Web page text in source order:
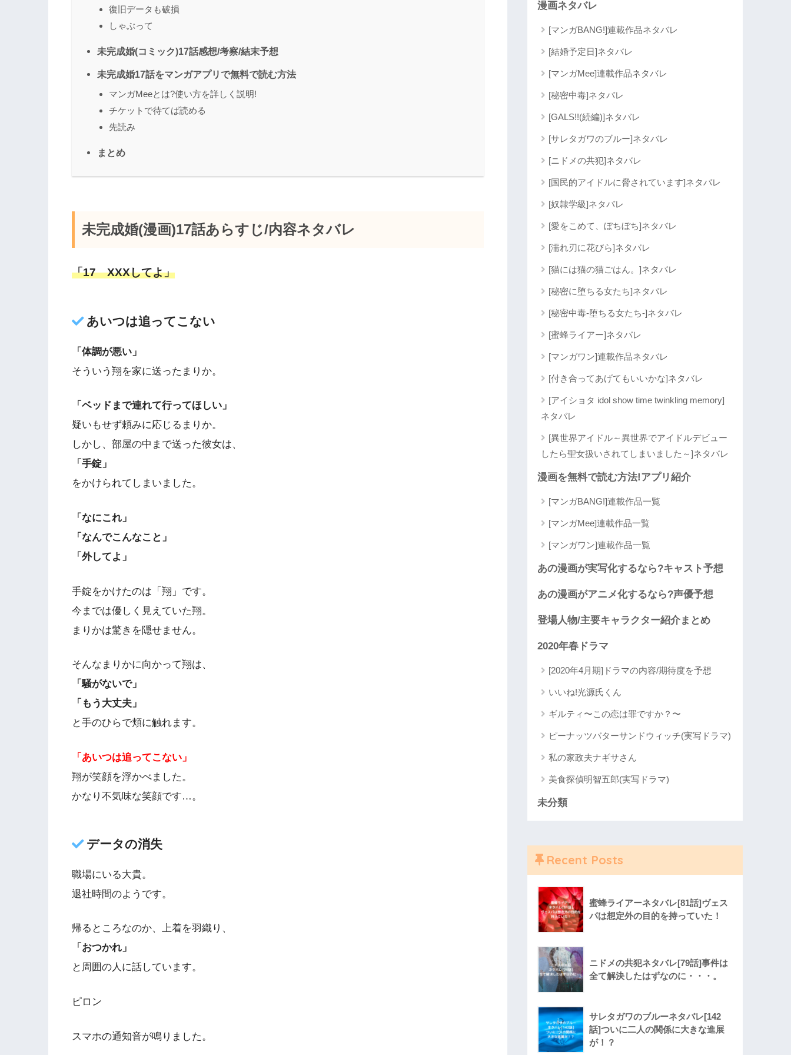
復旧データも破損
しゃぶって
未完成婚(コミック)17話感想/考察/結末予想
未完成婚17話をマンガアプリで無料で読む方法
マンガMeeとは?使い方を詳しく説明!
チケットで待てば読める
先読み
まとめ
未完成婚(漫画)17話あらすじ/内容ネタバレ
「17 XXXしてよ」
あいつは追ってこない
「体調が悪い」
そういう翔を家に送ったまりか。
「ベッドまで連れて行ってほしい」
疑いもせず頼みに応じるまりか。
しかし、部屋の中まで送った彼女は、
「手錠」
をかけられてしまいました。
「なにこれ」
「なんでこんなこと」
「外してよ」
手錠をかけたのは「翔」です。
今までは優しく見えていた翔。
まりかは驚きを隠せません。
そんなまりかに向かって翔は、
「騒がないで」
「もう大丈夫」
と手のひらで頬に触れます。
「あいつは追ってこない」
翔が笑顔を浮かべました。
かなり不気味な笑顔です…。
データの消失
職場にいる大貴。
退社時間のようです。
帰るところなのか、上着を羽織り、
「おつかれ」
と周囲の人に話しています。
ピロン
スマホの通知音が鳴りました。
漫画ネタバレ
[マンガBANG!]連載作品ネタバレ
[結婚予定日]ネタバレ
[マンガMee]連載作品ネタバレ
[秘密中毒]ネタバレ
[GALS!!(続編)]ネタバレ
[サレタガワのブルー]ネタバレ
[ニドメの共犯]ネタバレ
[国民的アイドルに脅されています]ネタバレ
[奴隷学級]ネタバレ
[愛をこめて、ぼちぼち]ネタバレ
[濡れ刃に花びら]ネタバレ
[猫には猫の猫ごはん。]ネタバレ
[秘密に堕ちる女たち]ネタバレ
[秘密中毒-堕ちる女たち-]ネタバレ
[蜜蜂ライアー]ネタバレ
[マンガワン]連載作品ネタバレ
[付き合ってあげてもいいかな]ネタバレ
[アイショタ idol show time twinkling memory]
ネタバレ
[異世界アイドル～異世界でアイドルデビュー
したら聖女扱いされてしまいました～]ネタバレ
漫画を無料で読む方法!アプリ紹介
[マンガBANG!]連載作品一覧
[マンガMee]連載作品一覧
[マンガワン]連載作品一覧
あの漫画が実写化するなら?キャスト予想
あの漫画がアニメ化するなら?声優予想
登場人物/主要キャラクター紹介まとめ
2020年春ドラマ
[2020年4月期]ドラマの内容/期待度を予想
いいね!光源氏くん
ギルティ〜この恋は罪ですか？〜
ピーナッツバターサンドウィッチ(実写ドラマ)
私の家政夫ナギサさん
美食探偵明智五郎(実写ドラマ)
未分類
Recent Posts
蜜蜂ライアーネタバレ[81話]ヴェス
パは想定外の目的を持っていた！
ニドメの共犯ネタバレ[79話]事件は
全て解決したはずなのに・・・。
サレタガワのブルーネタバレ[142
話]ついに二人の関係に大きな進展
が！？